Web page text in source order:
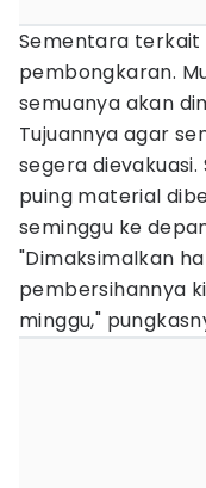
Sementara
pembongkaran.
semuanya akan
Tujuannya agar
segera
puing material
seminggu ke
"Dimaksimalkan
pembersihannya
minggu,"